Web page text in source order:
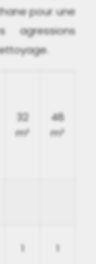
pour une
agressions
32
m²
48
m²
1 1